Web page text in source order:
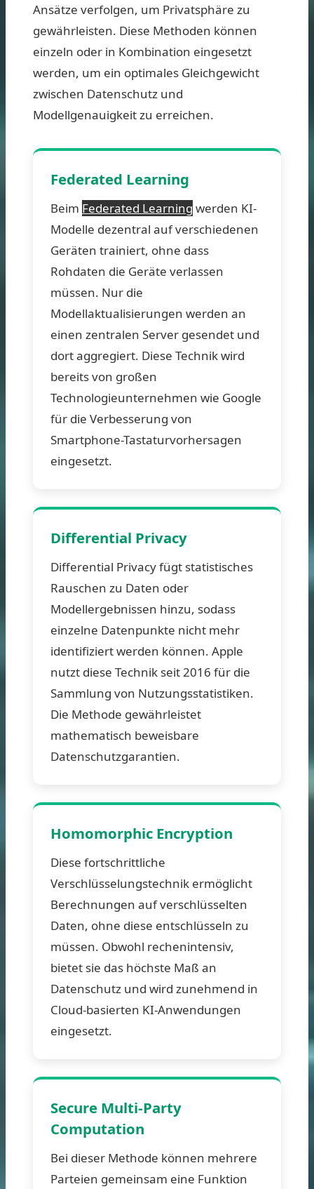
Ansätze verfolgen, um Privatsphäre zu
gewährleisten. Diese Methoden können
einzeln oder in Kombination eingesetzt
werden, um ein optimales Gleichgewicht
zwischen Datenschutz und
Modellgenauigkeit zu erreichen.
Federated Learning
Beim Federated Learning werden KI-
Modelle dezentral auf verschiedenen
Geräten trainiert, ohne dass
Rohdaten die Geräte verlassen
müssen. Nur die
Modellaktualisierungen werden an
einen zentralen Server gesendet und
dort aggregiert. Diese Technik wird
bereits von großen
Technologieunternehmen wie Google
für die Verbesserung von
Smartphone-Tastaturvorhersagen
eingesetzt.
Differential Privacy
Differential Privacy fügt statistisches
Rauschen zu Daten oder
Modellergebnissen hinzu, sodass
einzelne Datenpunkte nicht mehr
identifiziert werden können. Apple
nutzt diese Technik seit 2016 für die
Sammlung von Nutzungsstatistiken.
Die Methode gewährleistet
mathematisch beweisbare
Datenschutzgarantien.
Homomorphic Encryption
Diese fortschrittliche
Verschlüsselungstechnik ermöglicht
Berechnungen auf verschlüsselten
Daten, ohne diese entschlüsseln zu
müssen. Obwohl rechenintensiv,
bietet sie das höchste Maß an
Datenschutz und wird zunehmend in
Cloud-basierten KI-Anwendungen
eingesetzt.
Secure Multi-Party
Computation
Bei dieser Methode können mehrere
Parteien gemeinsam eine Funktion